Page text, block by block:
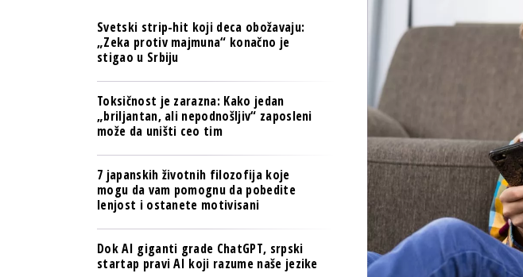
BANKE
TECH I AI
BIZNIS & SPORT
PULS REGIONA
NOVO NA RAFU
USAVRŠAVANJE
KNOW-HOW
OSIGURANJE
TECH I AI
PULS REGIONA
Svetski strip-hit koji deca obožavaju:
„Zeka protiv majmuna“ konačno je
stigao u Srbiju
Toksičnost je zarazna: Kako jedan
„briljantan, ali nepodnošljiv“ zaposleni
može da uništi ceo tim
7 japanskih životnih filozofija koje
mogu da vam pomognu da pobedite
lenjost i ostanete motivisani
Dok AI giganti grade ChatGPT, srpski
startap pravi AI koji razume naše jezike